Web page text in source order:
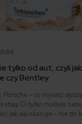
tylko od aut, czyli
czy Bentley
– co myślisz
stają Ci tylko modele
jak się okazuje - nie do